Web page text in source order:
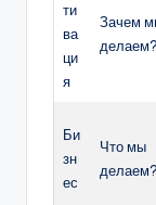
ти
ва
ци
я
Зачем
делаем?
Би
зн
ес
Что мы
делаем?